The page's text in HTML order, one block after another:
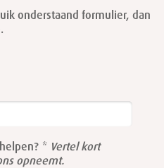
onderstaand formulier, dan
Vertel kort
opneemt.